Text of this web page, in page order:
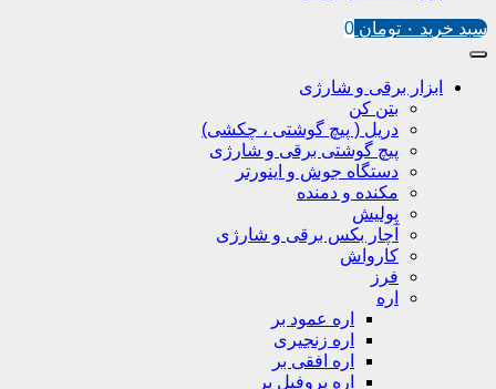
سبد خرید ۰ تومان 0
ابزار برقی و شارژی
بتن کن
دریل ( پیچ گوشتی ، چکشی)
پیچ گوشتی برقی و شارژی
دستگاه جوش و اینورتر
مکنده و دمنده
پولیش
آچار بکس برقی و شارژی
کارواش
فرز
اره
اره عمود بر
اره زنجیری
اره افقی بر
اره پروفیل پر